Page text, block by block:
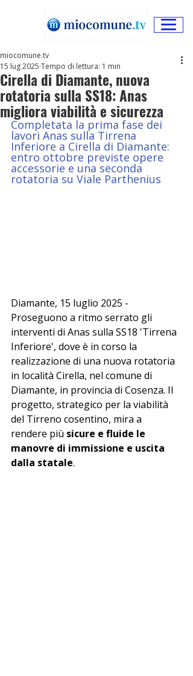
Cirella di Diamante, nuova
rotatoria sulla SS18: Anas
migliora viabilità e sicurezza
miocomune.tv
15 lug 2025 Tempo di lettura: 1 min
Completata la prima fase dei
lavori Anas sulla Tirrena
Inferiore a Cirella di Diamante:
entro ottobre previste opere
accessorie e una seconda
rotatoria su Viale Parthenius
Diamante, 15 luglio 2025 -
Proseguono a ritmo serrato gli
interventi di Anas sulla SS18 'Tirrena
Inferiore', dove è in corso la
realizzazione di una nuova rotatoria
in località Cirella, nel comune di
Diamante, in provincia di Cosenza. Il
progetto, strategico per la viabilità
del Tirreno cosentino, mira a
rendere più sicure e fluide le
manovre di immissione e uscita
dalla statale.